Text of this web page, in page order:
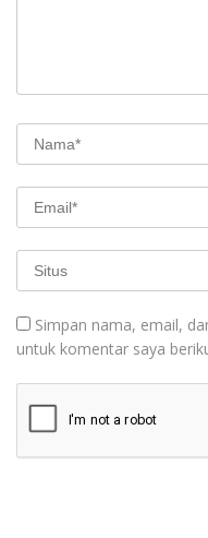
Simpan nama, email,
untuk komentar saya